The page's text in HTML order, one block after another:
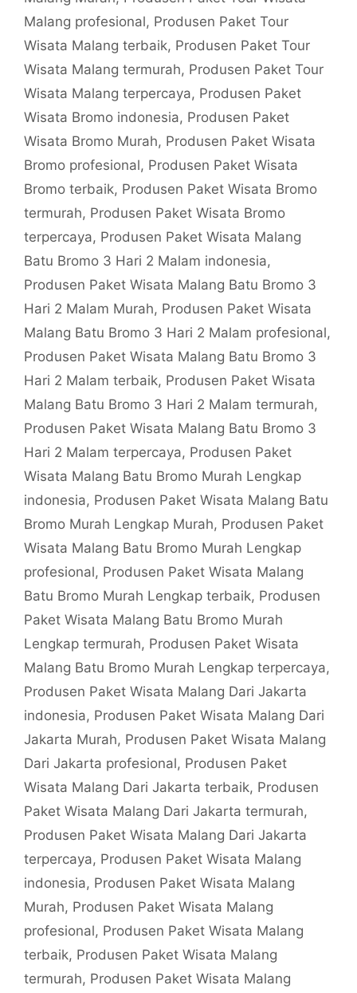
Malang profesional, Produsen Paket Tour
Wisata Malang terbaik, Produsen Paket Tour
Wisata Malang termurah, Produsen Paket Tour
Wisata Malang terpercaya, Produsen Paket
Wisata Bromo indonesia, Produsen Paket
Wisata Bromo Murah, Produsen Paket Wisata
Bromo profesional, Produsen Paket Wisata
Bromo terbaik, Produsen Paket Wisata Bromo
termurah, Produsen Paket Wisata Bromo
terpercaya, Produsen Paket Wisata Malang
Batu Bromo 3 Hari 2 Malam indonesia,
Produsen Paket Wisata Malang Batu Bromo 3
Hari 2 Malam Murah, Produsen Paket Wisata
Malang Batu Bromo 3 Hari 2 Malam profesional,
Produsen Paket Wisata Malang Batu Bromo 3
Hari 2 Malam terbaik, Produsen Paket Wisata
Malang Batu Bromo 3 Hari 2 Malam termurah,
Produsen Paket Wisata Malang Batu Bromo 3
Hari 2 Malam terpercaya, Produsen Paket
Wisata Malang Batu Bromo Murah Lengkap
indonesia, Produsen Paket Wisata Malang Batu
Bromo Murah Lengkap Murah, Produsen Paket
Wisata Malang Batu Bromo Murah Lengkap
profesional, Produsen Paket Wisata Malang
Batu Bromo Murah Lengkap terbaik, Produsen
Paket Wisata Malang Batu Bromo Murah
Lengkap termurah, Produsen Paket Wisata
Malang Batu Bromo Murah Lengkap terpercaya,
Produsen Paket Wisata Malang Dari Jakarta
indonesia, Produsen Paket Wisata Malang Dari
Jakarta Murah, Produsen Paket Wisata Malang
Dari Jakarta profesional, Produsen Paket
Wisata Malang Dari Jakarta terbaik, Produsen
Paket Wisata Malang Dari Jakarta termurah,
Produsen Paket Wisata Malang Dari Jakarta
terpercaya, Produsen Paket Wisata Malang
indonesia, Produsen Paket Wisata Malang
Murah, Produsen Paket Wisata Malang
profesional, Produsen Paket Wisata Malang
terbaik, Produsen Paket Wisata Malang
termurah, Produsen Paket Wisata Malang